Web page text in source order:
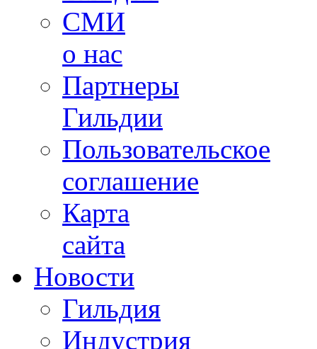
СМИ
о нас
Партнеры
Гильдии
Пользовательское
соглашение
Карта
сайта
Новости
Гильдия
Индустрия